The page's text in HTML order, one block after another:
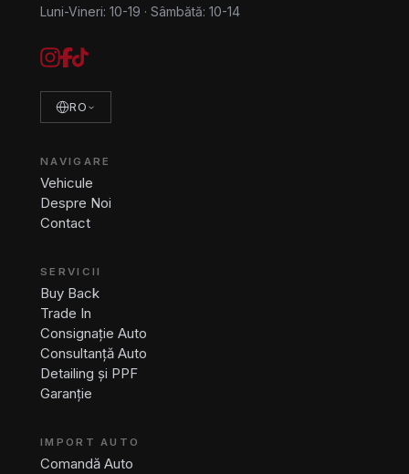
Luni-Vineri: 10-19 · Sâmbătă: 10-14
RO
NAVIGARE
Vehicule
Despre Noi
Contact
SERVICII
Buy Back
Trade In
Consignație Auto
Consultanță Auto
Detailing și PPF
Garanție
IMPORT AUTO
Comandă Auto